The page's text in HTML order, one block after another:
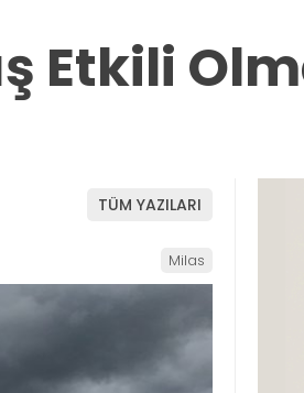
Etkili
TÜM YAZILARI
Milas